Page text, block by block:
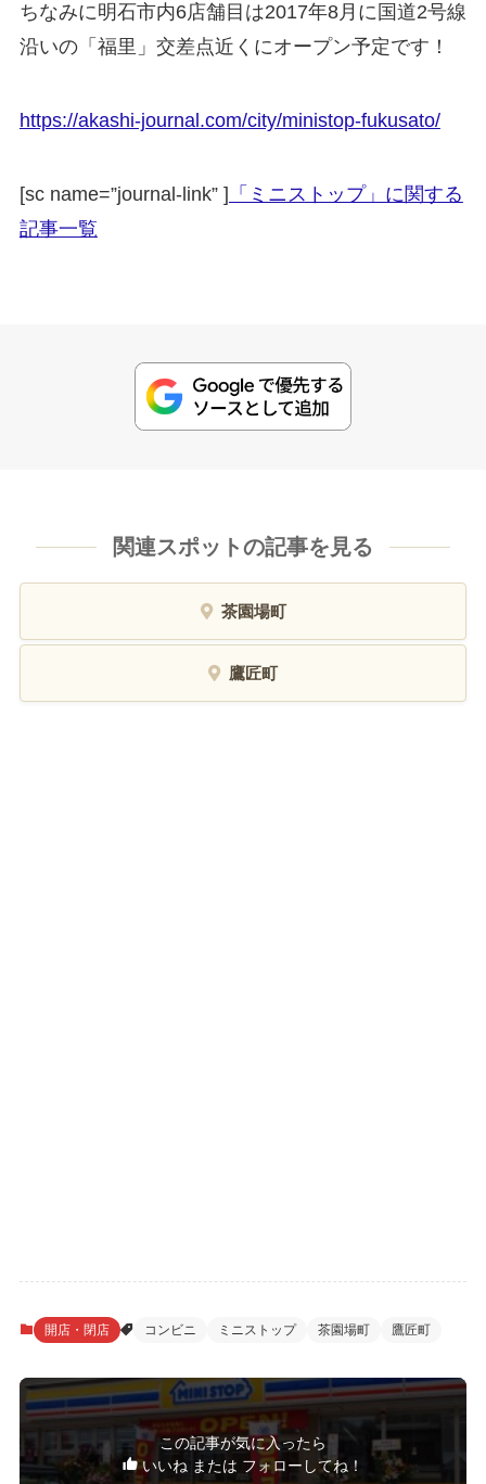
ちなみに明石市内6店舗目は2017年8月に国道2号線
沿いの「福里」交差点近くにオープン予定です！
https://akashi-journal.com/city/ministop-fukusato/
[sc name=”journal-link” ] 「ミニストップ」に関する
記事一覧
関連スポットの記事を見る
茶園場町
鷹匠町
開店・閉店 コンビニ ミニストップ 茶園場町 鷹匠町
この記事が気に入ったら
いいね または フォローしてね！